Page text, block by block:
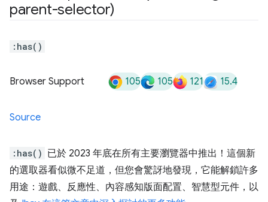
parent-selector)
:has()
Browser Support 105 105 121 15.4
Source
:has() 已於 2023 年底在所有主要瀏覽器中推出！這個新
的選取器看似微不足道，但您會驚訝地發現，它能解鎖許多
用途：遊戲、反應性、內容感知版面配置、智慧型元件，以